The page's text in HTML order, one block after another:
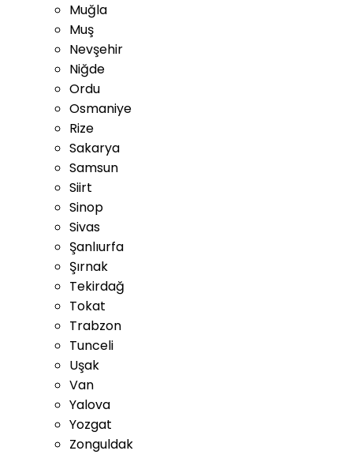
Muğla
Muş
Nevşehir
Niğde
Ordu
Osmaniye
Rize
Sakarya
Samsun
Siirt
Sinop
Sivas
Şanlıurfa
Şırnak
Tekirdağ
Tokat
Trabzon
Tunceli
Uşak
Van
Yalova
Yozgat
Zonguldak